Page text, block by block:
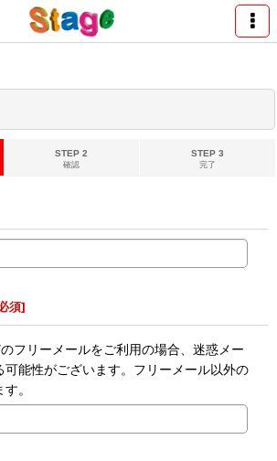
STEP 2
確認
STEP 3
完了
須]
フリーメールをご利用の場合、迷惑メー
可能性がございます。フリーメール以外の
。